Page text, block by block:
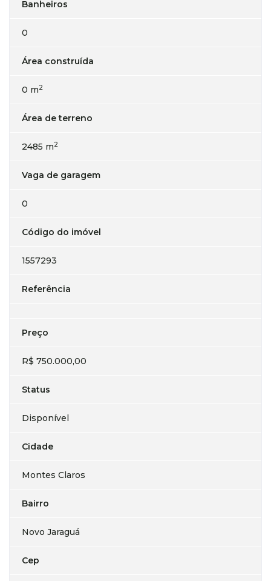
Banheiros
0
Área construída
0 m2
Área de terreno
2485 m2
Vaga de garagem
0
Código do imóvel
1557293
Referência
Preço
R$ 750.000,00
Status
Disponível
Cidade
Montes Claros
Bairro
Novo Jaraguá
Cep